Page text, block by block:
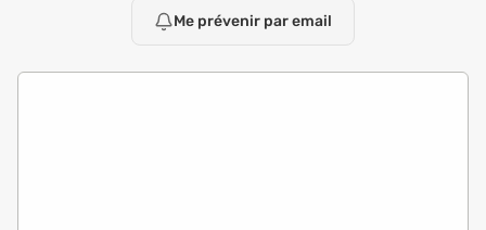
Me prévenir par email